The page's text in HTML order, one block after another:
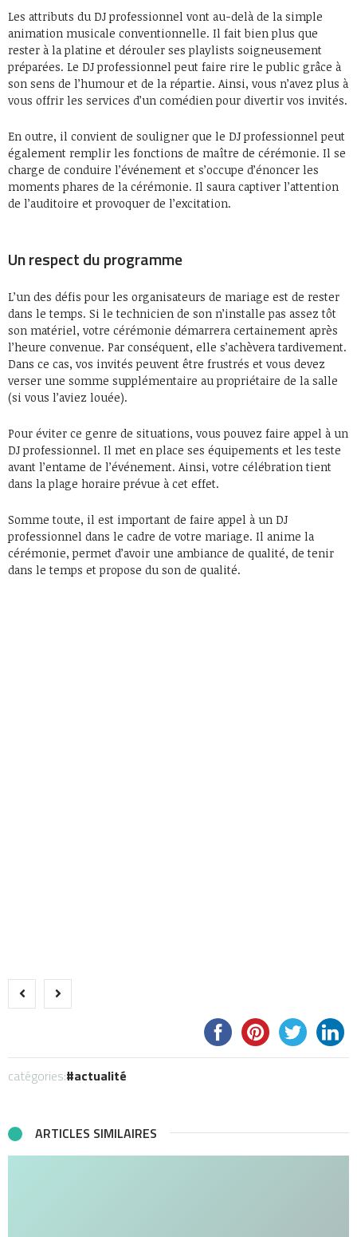
Les attributs du DJ professionnel vont au-delà de la simple
animation musicale conventionnelle. Il fait bien plus que
rester à la platine et dérouler ses playlists soigneusement
préparées. Le DJ professionnel peut faire rire le public grâce à
son sens de l’humour et de la répartie. Ainsi, vous n’avez plus à
vous offrir les services d’un comédien pour divertir vos invités.
En outre, il convient de souligner que le DJ professionnel peut
également remplir les fonctions de maître de cérémonie. Il se
charge de conduire l’événement et s’occupe d’énoncer les
moments phares de la cérémonie. Il saura captiver l’attention
de l’auditoire et provoquer de l’excitation.
Un respect du programme
L’un des défis pour les organisateurs de mariage est de rester
dans le temps. Si le technicien de son n’installe pas assez tôt
son matériel, votre cérémonie démarrera certainement après
l’heure convenue. Par conséquent, elle s’achèvera tardivement.
Dans ce cas, vos invités peuvent être frustrés et vous devez
verser une somme supplémentaire au propriétaire de la salle
(si vous l’aviez louée).
Pour éviter ce genre de situations, vous pouvez faire appel à un
DJ professionnel. Il met en place ses équipements et les teste
avant l’entame de l’événement. Ainsi, votre célébration tient
dans la plage horaire prévue à cet effet.
Somme toute, il est important de faire appel à un DJ
professionnel dans le cadre de votre mariage. Il anime la
cérémonie, permet d’avoir une ambiance de qualité, de tenir
dans le temps et propose du son de qualité.
catégories: actualité
ARTICLES SIMILAIRES